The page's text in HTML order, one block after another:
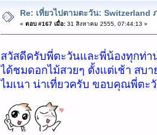
Re: เที่ยวไปตามตะวัน: Switzerland
« ตอบ #167 เมื่อ:31 สิงหาคม 2555, 07:44:13 »
สวัสดีครับพี่ตะวันและพี่น้องทุกท่า
ได้ชมดอกไม้สวยๆ ตั้งแต่เช้า สบา
ไมเนา น่าเที่ยวครับ ขอบคุณพี่ตะ